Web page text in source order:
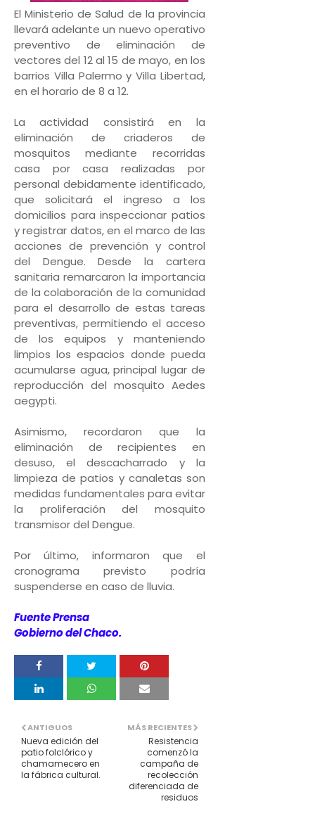
El Ministerio de Salud de la provincia
llevará adelante un nuevo operativo
preventivo de eliminación de
vectores del 12 al 15 de mayo, en los
barrios Villa Palermo y Villa Libertad,
en el horario de 8 a 12.
La actividad consistirá en la
eliminación de criaderos de
mosquitos mediante recorridas
casa por casa realizadas por
personal debidamente identificado,
que solicitará el ingreso a los
domicilios para inspeccionar patios
y registrar datos, en el marco de las
acciones de prevención y control
del Dengue. Desde la cartera
sanitaria remarcaron la importancia
de la colaboración de la comunidad
para el desarrollo de estas tareas
preventivas, permitiendo el acceso
de los equipos y manteniendo
limpios los espacios donde pueda
acumularse agua, principal lugar de
reproducción del mosquito Aedes
aegypti.
Asimismo, recordaron que la
eliminación de recipientes en
desuso, el descacharrado y la
limpieza de patios y canaletas son
medidas fundamentales para evitar
la proliferación del mosquito
transmisor del Dengue.
Por último, informaron que el
cronograma previsto podría
suspenderse en caso de lluvia.
Fuente Prensa
Gobierno del Chaco.
MÁS RECIENTES
Resistencia
comenzó la
campaña de
recolección
diferenciada de
residuos
ANTIGUOS
Nueva edición del
patio folclórico y
chamamecero en
la fábrica cultural.